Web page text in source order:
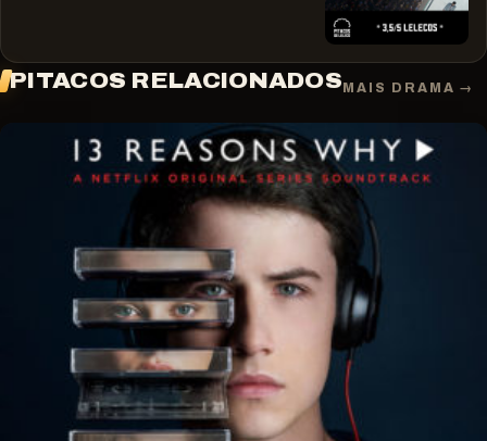
PITACOS RELACIONADOS MAIS DRAMA →